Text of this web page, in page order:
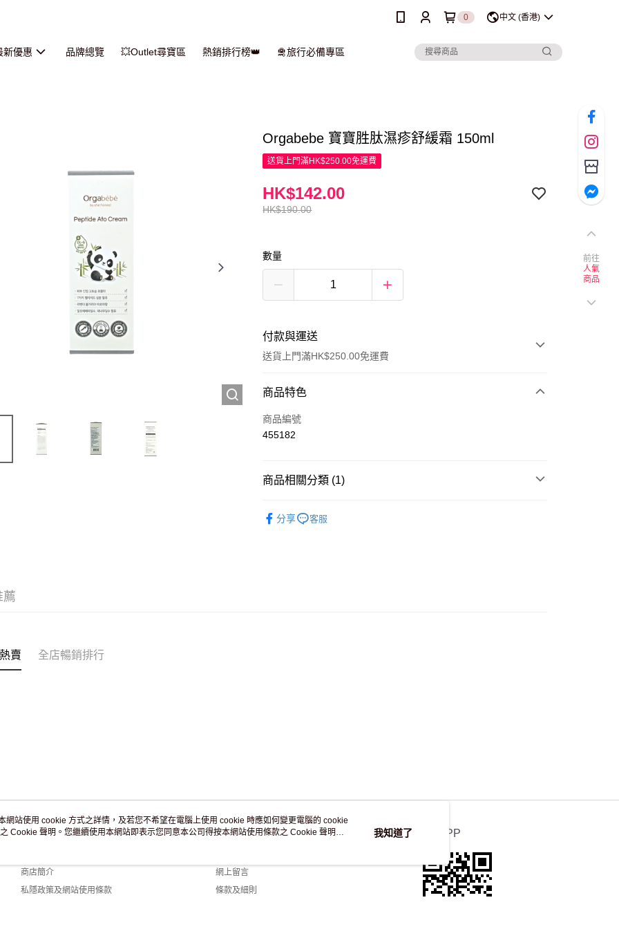
0 中文 (香港)
新優惠 品牌總覽 💥Outlet尋寶區 熱銷排行榜👑 🛅旅行必備專區
Orgabebe 寶寶胜肽濕疹舒緩霜 150ml
送貨上門滿HK$250.00免運費
HK$190.00
HK$142.00
數量
付款與運送
送貨上門滿HK$250.00免運費
付款方式
信用卡
商品特色
商品編號
455182
商品相關分類 (1)
分享
客服
薦
賣 全店暢銷排行
關於我們
商店簡介
私隱政策及網站使用條款
客戶服務
網上留言
條款及細則
官方APP
前往
人氣
商品
網站使用 cookie 方式之詳情，及若您不希望在電腦上使用 cookie 時應如何變更電腦的 cookie
Cookie 聲明。您繼續使用本網站即表示您同意本公司得按本網站使用條款之 Cookie 聲明使
我知道了